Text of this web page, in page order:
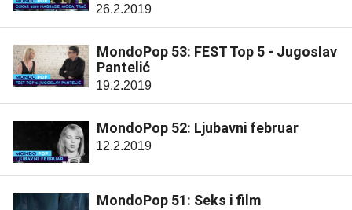
26.2.2019
MondoPop 53: FEST Top 5 - Jugoslav
Pantelić
19.2.2019
MondoPop 52: Ljubavni februar
12.2.2019
MondoPop 51: Seks i film